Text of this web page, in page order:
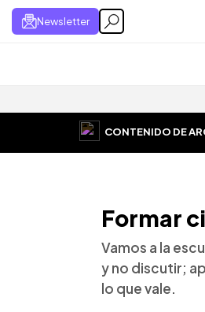
Newsletter
CONTENIDO DE
Formar
Vamos a la
y no discutir;
lo que vale.